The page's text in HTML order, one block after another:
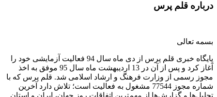
درباره قلم پرس
بسمه تعالی
پایگاه خبری قلم پرس از دی ماه سال 94 فعالیت آزمایشی خود را
آغاز کرد و پس از آن در 13 اردیبهشت ماه سال 95 موفق به اخذ
مجوز رسمی از وزارت فرهنگ و ارشاد اسلامی شد. قلم پرس که با
شماره مجوز 77544 مشغول به فعالیت است؛ تلاش دارد آخرین
تحلیل‌ها و گزارش‌ها از مهم‌ترین اتفاقات روز جهان، ایران و استان